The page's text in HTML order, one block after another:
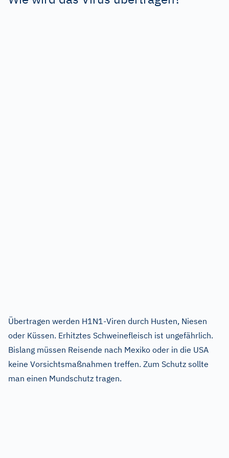
Übertragen werden H1N1-Viren durch Husten, Niesen
oder Küssen. Erhitztes Schweinefleisch ist ungefährlich.
Bislang müssen Reisende nach Mexiko oder in die USA
keine Vorsichtsmaßnahmen treffen. Zum Schutz sollte
man einen Mundschutz tragen.